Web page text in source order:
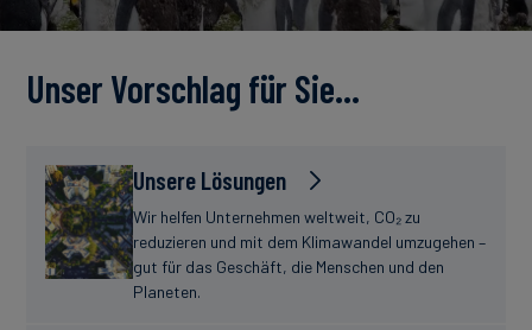
Unser Vorschlag für Sie…
Unsere Lösungen
Wir helfen Unternehmen weltweit, CO₂ zu
reduzieren und mit dem Klimawandel umzugehen –
gut für das Geschäft, die Menschen und den
Planeten.